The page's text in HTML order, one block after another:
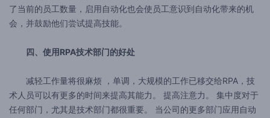
了当前的员工数量，启用自动化也会使员工意识到自动化带来的机
会，并鼓励他们尝试提高技能。
四、使用RPA技术部门的好处
减轻工作量将很麻烦 ，单调，大规模的工作已移交给RPA，技
术人员可以有更多的时间来提高其能力。 提高注意力。 集中度对于
任何部门，尤其是技术部门都很重要。 当公司的更多部门应用自动